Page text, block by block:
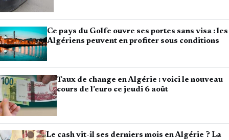
Ce pays du Golfe ouvre ses portes sans visa : les
Algériens peuvent en profiter sous conditions
Taux de change en Algérie : voici le nouveau
cours de l’euro ce jeudi 6 août
Le cash vit-il ses derniers mois en Algérie ? La